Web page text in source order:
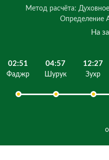
Метод расчёта:
Определение
На
02:51
Фаджр
04:57
Шурук
12:27
Зухр